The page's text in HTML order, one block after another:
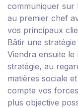
communiquer sur
au premier chef
vos principaux
Bâtir une stratégie
Viendra ensuite le
stratégie, au
matières sociale
compte vos
plus objective